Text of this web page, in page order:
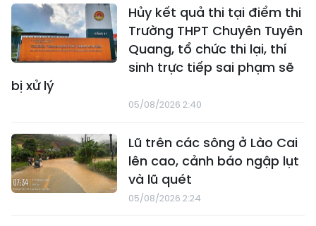
Hủy kết quả thi tại điểm thi
Trường THPT Chuyên Tuyên
Quang, tổ chức thi lại, thí
sinh trực tiếp sai phạm sẽ
bị xử lý
05/08/2026 2:40
Lũ trên các sông ở Lào Cai
lên cao, cảnh báo ngập lụt
và lũ quét
05/08/2026 2:24